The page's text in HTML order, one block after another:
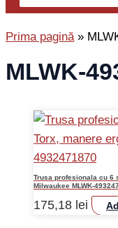
Prima pagină»
MLWK-
Trusa profesionala cu 6
Milwaukee MLWK-
175,18 lei